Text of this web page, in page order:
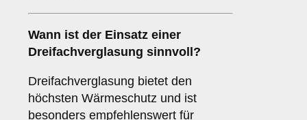
Wann ist der Einsatz einer
Dreifachverglasung sinnvoll?
Dreifachverglasung bietet den
höchsten Wärmeschutz und ist
besonders empfehlenswert für